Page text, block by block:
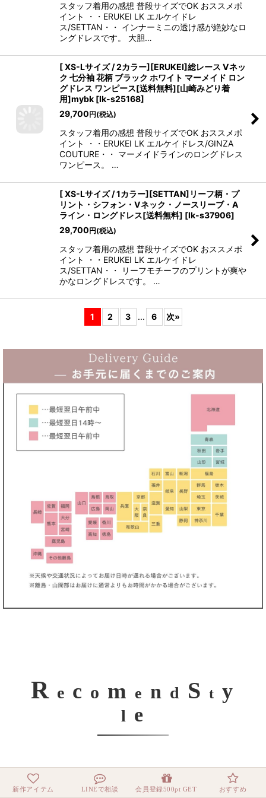
新作アイテム LINEで相談 会員登録500pt GET おすすめ
スタッフ着用の感想 普段サイズでOK おススメポ
イント ・・ERUKEI LK エルケイドレ
ス/SETTAN・・ インナーミニの透け感が絶妙なロ
ングドレスです。 大胆…
[ XS-Lサイズ / 2カラー][ERUKEI]総レース Vネッ
ク 七分袖 花柄 ブラック ホワイト マーメイド ロン
グドレス ワンピース[送料無料][山崎みどり着
用]mybk [lk-s25168]
29,700円(税込)
スタッフ着用の感想 普段サイズでOK おススメポ
イント ・・ERUKEI LK エルケイドレス/GINZA
COUTURE・・ マーメイドラインのロングドレス
ワンピース。 …
[ XS-Lサイズ / 1カラー][SETTAN]リーフ柄・プ
リント・シフォン・Vネック・ノースリーブ・A
ライン・ロングドレス[送料無料] [lk-s37906]
29,700円(税込)
スタッフ着用の感想 普段サイズでOK おススメポ
イント ・・ERUKEI LK エルケイドレ
ス/SETTAN・・ リーフモチーフのプリントが爽や
かなロングドレスです。 …
1 2 3 ... 6 次»
R e c o m e n d S t y
l e